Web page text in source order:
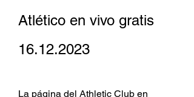
Atlético en vivo gratis
16.12.2023
La página del Athletic Club en